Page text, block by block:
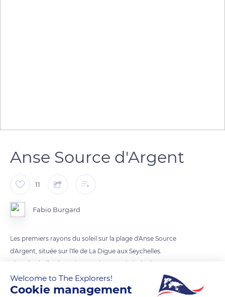
Anse Source d'Argent
11
Fabio Burgard
Les premiers rayons du soleil sur la plage d'Anse Source
d'Argent, située sur l'île de La Digue aux Seychelles.
Elue plus belle plage du monde, ce petit écrin de nature
préservé du tourisme de masse, est un lieu de passage rêvé
pour y faire quelques photos. Un sable blanc, des rochers
Welcome to The Explorers!
Cookie management